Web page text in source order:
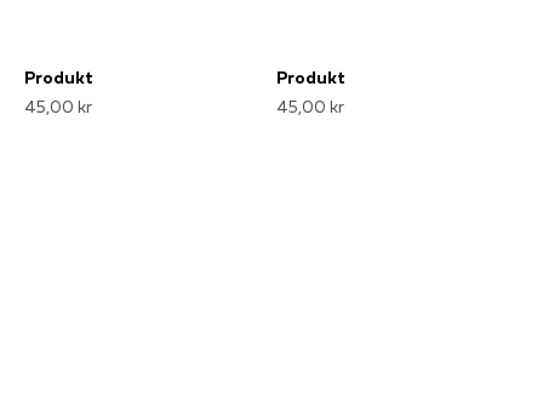
Produkt
45,00 kr
Produkt
45,00 kr